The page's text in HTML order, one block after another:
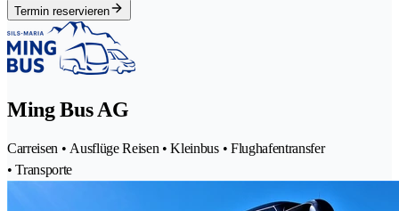
Termin reservieren
Ming Bus AG
Carreisen • Ausflüge Reisen • Kleinbus • Flughafentransfer
• Transporte